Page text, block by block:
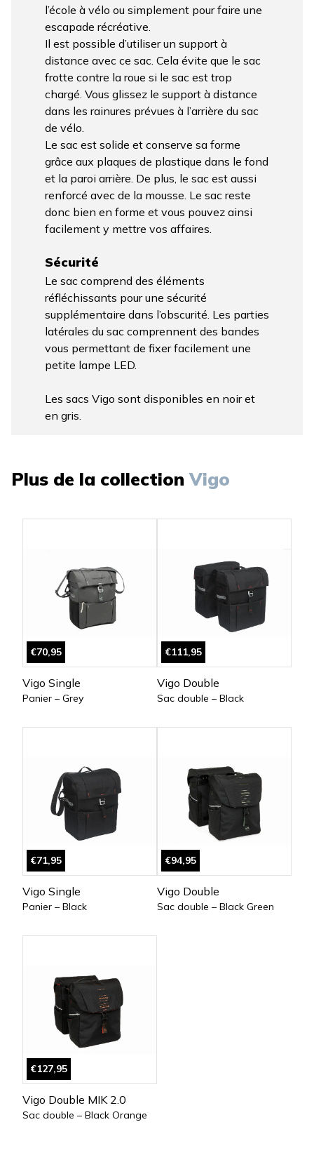
l’école à vélo ou simplement pour faire une
escapade récréative.
Il est possible d’utiliser un support à
distance avec ce sac. Cela évite que le sac
frotte contre la roue si le sac est trop
chargé. Vous glissez le support à distance
dans les rainures prévues à l’arrière du sac
de vélo.
Le sac est solide et conserve sa forme
grâce aux plaques de plastique dans le fond
et la paroi arrière. De plus, le sac est aussi
renforcé avec de la mousse. Le sac reste
donc bien en forme et vous pouvez ainsi
facilement y mettre vos affaires.
Sécurité
Le sac comprend des éléments
réfléchissants pour une sécurité
supplémentaire dans l’obscurité. Les parties
latérales du sac comprennent des bandes
vous permettant de fixer facilement une
petite lampe LED.
Les sacs Vigo sont disponibles en noir et
en gris.
Plus de la collection Vigo
€70,95
Vigo Single
Panier – Grey
€111,95
Vigo Double
Sac double – Black
€71,95
Vigo Single
Panier – Black
€94,95
Vigo Double
Sac double – Black Green
€127,95
Vigo Double MIK 2.0
Sac double – Black Orange